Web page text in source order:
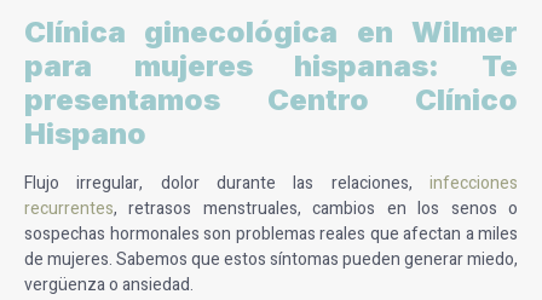
Clínica ginecológica en Wilmer
para mujeres hispanas: Te
presentamos Centro Clínico
Hispano
Flujo irregular, dolor durante las relaciones, infecciones
recurrentes, retrasos menstruales, cambios en los senos o
sospechas hormonales son problemas reales que afectan a miles
de mujeres. Sabemos que estos síntomas pueden generar miedo,
vergüenza o ansiedad.